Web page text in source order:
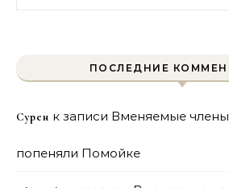
ПОСЛЕДНИЕ
Сурен к записи Вменяемые
попеняли Помойке